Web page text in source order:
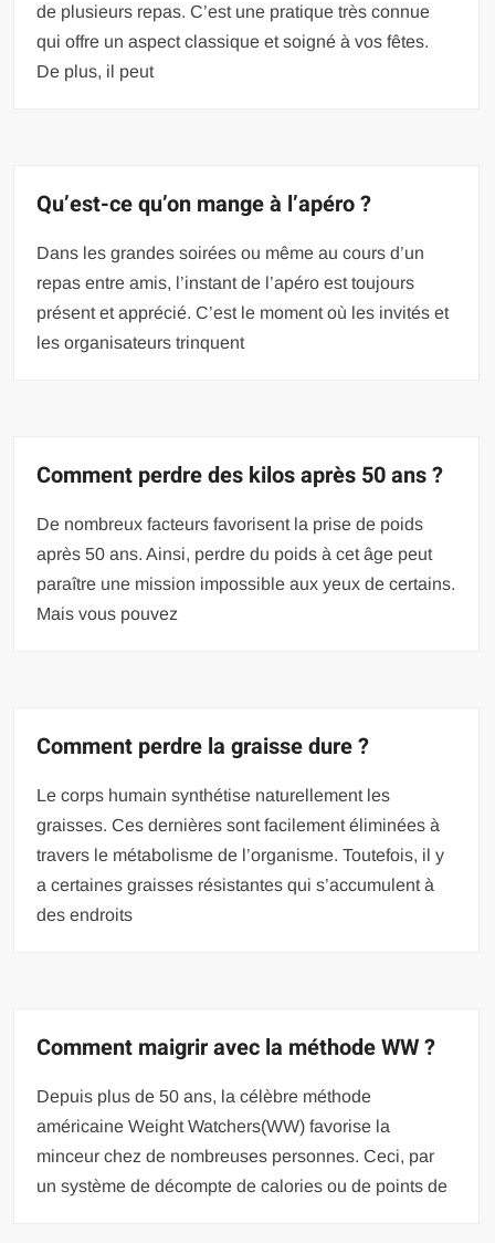
de plusieurs repas. C’est une pratique très connue
qui offre un aspect classique et soigné à vos fêtes.
De plus, il peut
Qu’est-ce qu’on mange à l’apéro ?
Dans les grandes soirées ou même au cours d’un
repas entre amis, l’instant de l’apéro est toujours
présent et apprécié. C’est le moment où les invités et
les organisateurs trinquent
Comment perdre des kilos après 50 ans ?
De nombreux facteurs favorisent la prise de poids
après 50 ans. Ainsi, perdre du poids à cet âge peut
paraître une mission impossible aux yeux de certains.
Mais vous pouvez
Comment perdre la graisse dure ?
Le corps humain synthétise naturellement les
graisses. Ces dernières sont facilement éliminées à
travers le métabolisme de l’organisme. Toutefois, il y
a certaines graisses résistantes qui s’accumulent à
des endroits
Comment maigrir avec la méthode WW ?
Depuis plus de 50 ans, la célèbre méthode
américaine Weight Watchers(WW) favorise la
minceur chez de nombreuses personnes. Ceci, par
un système de décompte de calories ou de points de